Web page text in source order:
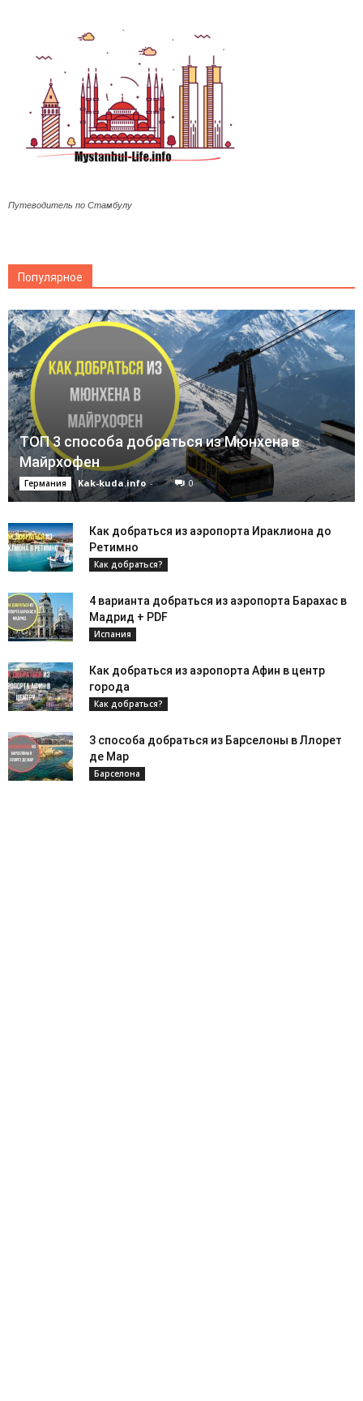
Путеводитель по Стамбулу
Популярное
ТОП 3 способа добраться из Мюнхена в
Майрхофен
Германия Kak-kuda.info - 0
Как добраться из аэропорта Ираклиона до
Ретимно
Как добраться?
4 варианта добраться из аэропорта Барахас в
Мадрид + PDF
Испания
Как добраться из аэропорта Афин в центр
города
Как добраться?
3 способа добраться из Барселоны в Ллорет
де Мар
Барселона